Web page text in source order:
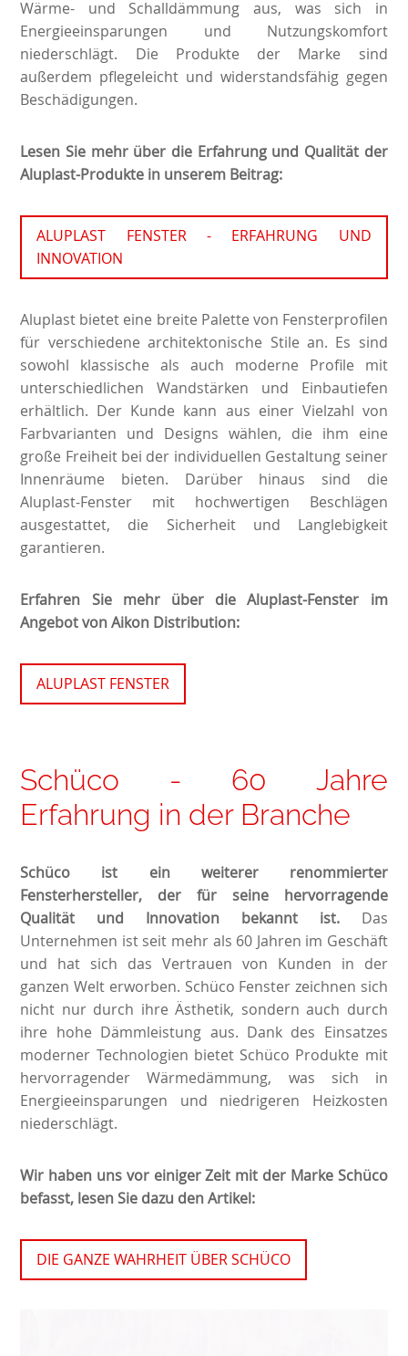
Wärme- und Schalldämmung aus, was sich in
Energieeinsparungen und Nutzungskomfort
niederschlägt. Die Produkte der Marke sind
außerdem pflegeleicht und widerstandsfähig gegen
Beschädigungen.
Lesen Sie mehr über die Erfahrung und Qualität der
Aluplast-Produkte in unserem Beitrag:
ALUPLAST FENSTER - ERFAHRUNG UND
INNOVATION
Aluplast bietet eine breite Palette von Fensterprofilen
für verschiedene architektonische Stile an. Es sind
sowohl klassische als auch moderne Profile mit
unterschiedlichen Wandstärken und Einbautiefen
erhältlich. Der Kunde kann aus einer Vielzahl von
Farbvarianten und Designs wählen, die ihm eine
große Freiheit bei der individuellen Gestaltung seiner
Innenräume bieten. Darüber hinaus sind die
Aluplast-Fenster mit hochwertigen Beschlägen
ausgestattet, die Sicherheit und Langlebigkeit
garantieren.
Erfahren Sie mehr über die Aluplast-Fenster im
Angebot von Aikon Distribution:
ALUPLAST FENSTER
Schüco - 60 Jahre
Erfahrung in der Branche
Schüco ist ein weiterer renommierter
Fensterhersteller, der für seine hervorragende
Qualität und Innovation bekannt ist.Das
Unternehmen ist seit mehr als 60 Jahren im Geschäft
und hat sich das Vertrauen von Kunden in der
ganzen Welt erworben. Schüco Fenster zeichnen sich
nicht nur durch ihre Ästhetik, sondern auch durch
ihre hohe Dämmleistung aus. Dank des Einsatzes
moderner Technologien bietet Schüco Produkte mit
hervorragender Wärmedämmung, was sich in
Energieeinsparungen und niedrigeren Heizkosten
niederschlägt.
Wir haben uns vor einiger Zeit mit der Marke Schüco
befasst, lesen Sie dazu den Artikel:
DIE GANZE WAHRHEIT ÜBER SCHÜCO